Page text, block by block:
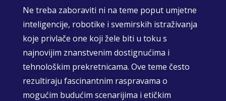
Ne treba zaboraviti ni na teme poput umjetne
inteligencije, robotike i svemirskih istraživanja
koje privlače one koji žele biti u toku s
najnovijim znanstvenim dostignućima i
tehnološkim prekretnicama. Ove teme često
rezultiraju fascinantnim raspravama o
mogućim budućim scenarijima i etičkim